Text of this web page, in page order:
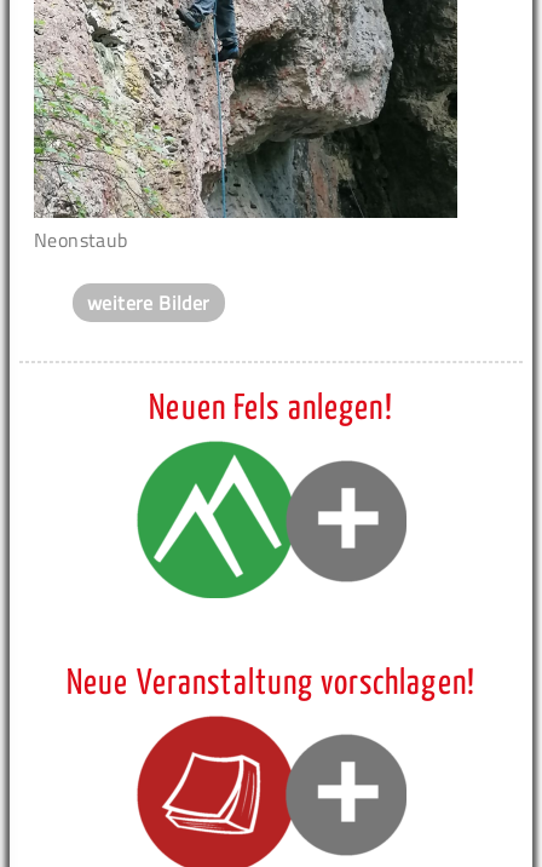
Neonstaub
weitere Bilder
Neuen Fels anlegen!
Neue Veranstaltung vorschlagen!